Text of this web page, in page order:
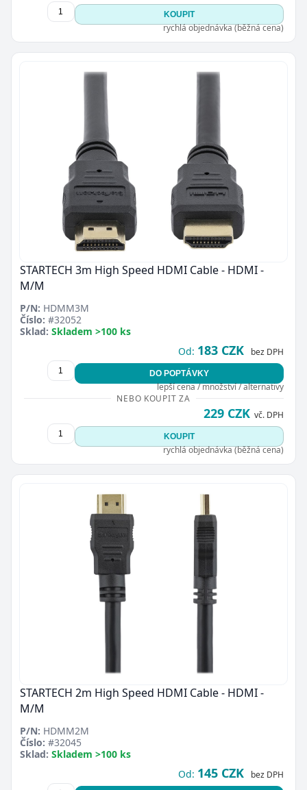
KOUPIT
rychlá objednávka (běžná cena)
STARTECH 3m High Speed HDMI Cable - HDMI -
M/M
P/N: HDMM3M
Číslo: #32052
Sklad: Skladem >100 ks
Od: 183 CZK bez DPH
DO POPTÁVKY
lepší cena / množství / alternativy
NEBO KOUPIT ZA
229 CZK vč. DPH
KOUPIT
rychlá objednávka (běžná cena)
STARTECH 2m High Speed HDMI Cable - HDMI -
M/M
P/N: HDMM2M
Číslo: #32045
Sklad: Skladem >100 ks
Od: 145 CZK bez DPH